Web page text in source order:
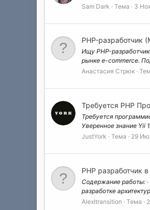
Sam Dark
Тема 3
PHP-разработчик
Ищу PHP-
рынке e-commerce.
Анастасия Стрюк
Требуется PHP
Требуется
Уверенное знание Yii
JustYork
Тема 29
PHP разработчик
Содержание работы: ·
разработке
AlexItransition
Тема